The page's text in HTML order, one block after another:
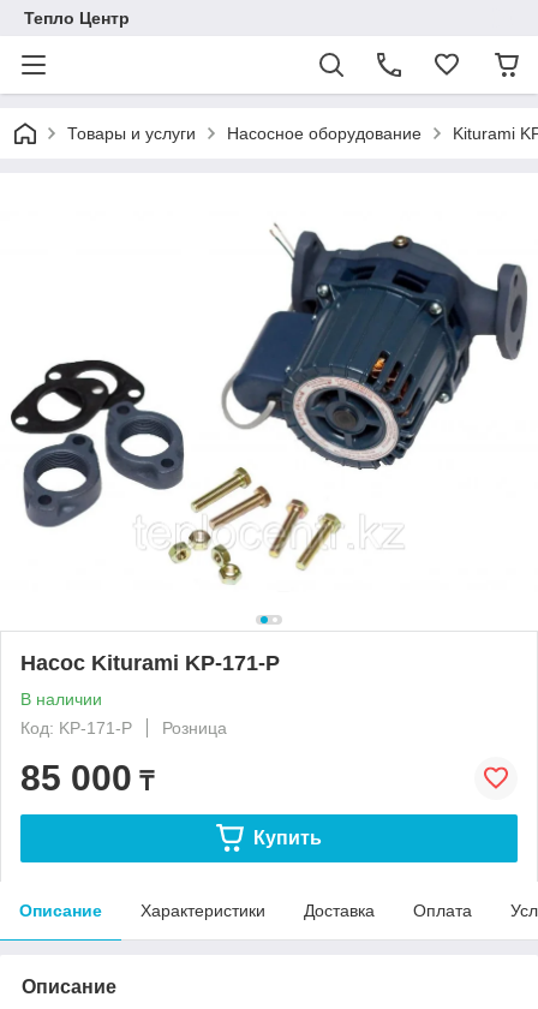
Тепло Центр
Товары и услуги Насосное оборудование Kiturami
Насос Kiturami KP-171-P
В наличии
Код: KP-171-P
Розница
85 000 ₸
Купить
Описание Характеристики Доставка Оплата
Описание